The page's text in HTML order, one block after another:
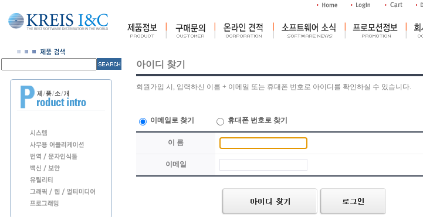
아이디 찾기
회원가입 시, 입력하신 이름 + 이메일 또는 휴대폰 번호로 아이디를 확인하실 수 있습니다.
이메일로 찾기 휴대폰 번호로 찾기
이 름
이메일